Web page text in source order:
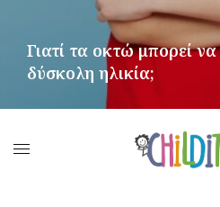
Γιατί τα οκτώ μπορεί να
δύσκολη ηλικία;